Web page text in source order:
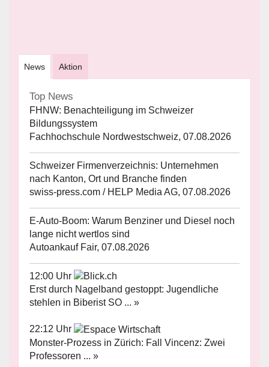
News Aktion
Top News
FHNW: Benachteiligung im Schweizer
Bildungssystem
Fachhochschule Nordwestschweiz, 07.08.2026
Schweizer Firmenverzeichnis: Unternehmen
nach Kanton, Ort und Branche finden
swiss-press.com / HELP Media AG, 07.08.2026
E-Auto-Boom: Warum Benziner und Diesel noch
lange nicht wertlos sind
Autoankauf Fair, 07.08.2026
12:00 Uhr
Erst durch Nagelband gestoppt: Jugendliche
stehlen in Biberist SO ... »
22:12 Uhr
Monster-Prozess in Zürich: Fall Vincenz: Zwei
Professoren ... »